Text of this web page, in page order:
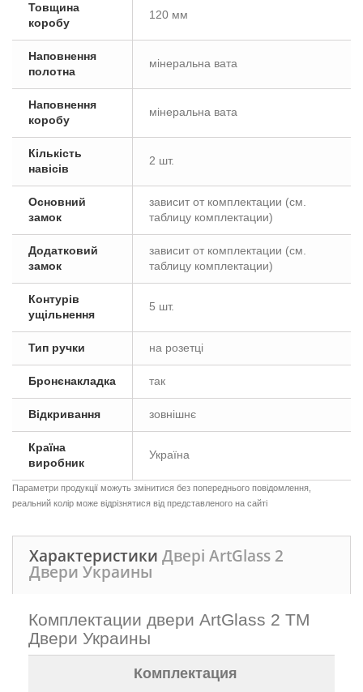
Товщина
коробу
120 мм
Наповнення
полотна
мінеральна вата
Наповнення
коробу
мінеральна вата
Кількість
навісів
2 шт.
Основний
замок
зависит от комплектации (см.
таблицу комплектации)
Додатковий
замок
зависит от комплектации (см.
таблицу комплектации)
Контурів
ущільнення
5 шт.
Тип ручки на розетці
Бронєнакладка так
Відкривання зовнішнє
Країна
виробник
Україна
Параметри продукції можуть змінитися без попереднього повідомлення,
реальний колір може відрізнятися від представленого на сайті
Характеристики Двері ArtGlass 2
Двери Украины
Комплектации двери ArtGlass 2 ТМ
Двери Украины
Комплектация